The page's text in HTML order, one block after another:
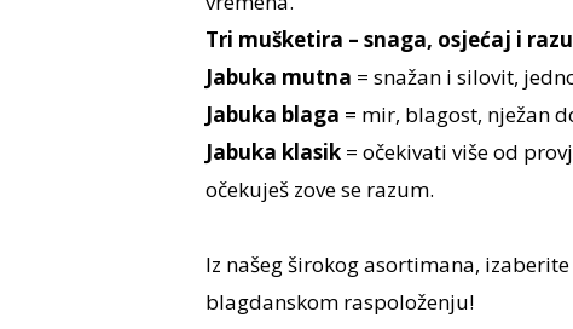
Tri mušketira – snaga, osjećaj i
Jabuka mutna = snažan i silovit,
Jabuka blaga = mir, blagost, nježan
Jabuka klasik= očekivati više od
očekuješ zove se razum.
Iz našeg širokog asortimana,
blagdanskom raspoloženju!